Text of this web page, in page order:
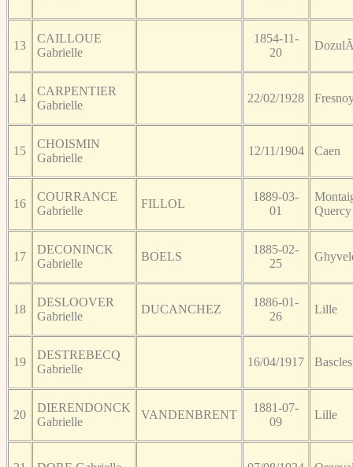
13
CAILLOUE
Gabrielle
1854-11-
20
14
CARPENTIER
Gabrielle
22/02/1928
15
CHOISMIN
Gabrielle
12/11/1904 Caen
16
COURRANCE
Gabrielle
FILLOL
1889-03-
01
Quercy
17
DECONINCK
Gabrielle
BOELS
1885-02-
25
18
DESLOOVER
Gabrielle
DUCANCHEZ
1886-01-
26
Lille
19
DESTREBECQ
Gabrielle
16/04/1917 Bascles
20
DIERENDONCK
Gabrielle
VANDENBRENT
1881-07-
09
Lille